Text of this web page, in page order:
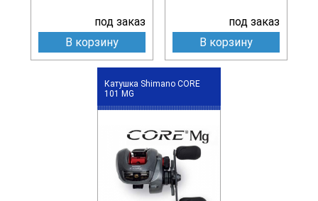
под заказ
В корзину
под заказ
В корзину
Катушка Shimano CORE
101 MG